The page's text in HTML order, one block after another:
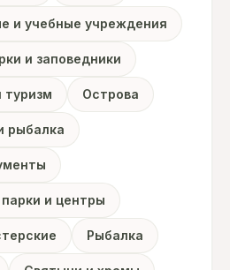
и учебные учреждения
и заповедники
туризм Острова
рыбалка
и центры
Рыбалка